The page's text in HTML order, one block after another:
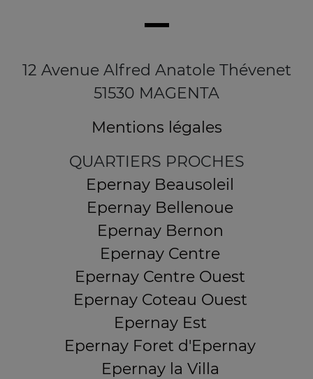
12 Avenue Alfred Anatole Thévenet
51530 MAGENTA
Mentions légales
QUARTIERS PROCHES
Epernay Beausoleil
Epernay Bellenoue
Epernay Bernon
Epernay Centre
Epernay Centre Ouest
Epernay Coteau Ouest
Epernay Est
Epernay Foret d'Epernay
Epernay la Villa